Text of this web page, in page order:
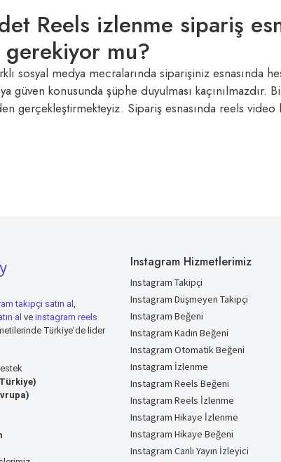
Reels izlenme sipariş
mu?
sosyal medya mecralarında siparişiniz esnasında
güven konusunda şüphe duyulması kaçınılmazdır.
gerçekleştirmekteyiz. Sipariş esnasında reels
takipçi satın al ,
al ve instagram reels
Türkiye'de lider
Instagram Hizmetlerimiz
Instagram Takipçi
Instagram Düşmeyen Takipçi
Instagram Beğeni
Instagram Kadın Beğeni
Instagram Otomatik Beğeni
Instagram İzlenme
Instagram Reels Beğeni
Instagram Reels İzlenme
Instagram Hikaye İzlenme
Instagram Hikaye Beğeni
Instagram Canlı Yayın İzleyici